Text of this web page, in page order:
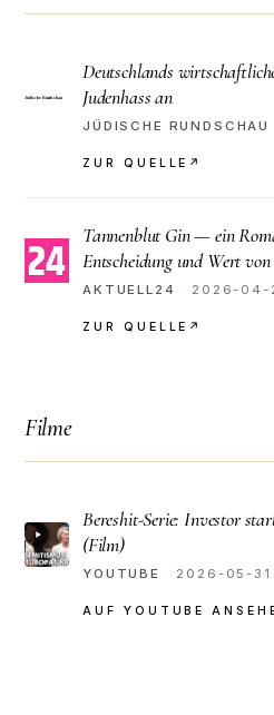
Deutschlands
Judenhass an
JÜDISCHE RUNDSCHAU
ZUR QUELLE ↗
Tannenblut Gin — ein
Entscheidung und Wert
AKTUELL24 · 2026-04-
ZUR QUELLE ↗
Filme
Bereshit-Serie: Investor
(Film)
YOUTUBE · 2026-05-31
AUF YOUTUBE